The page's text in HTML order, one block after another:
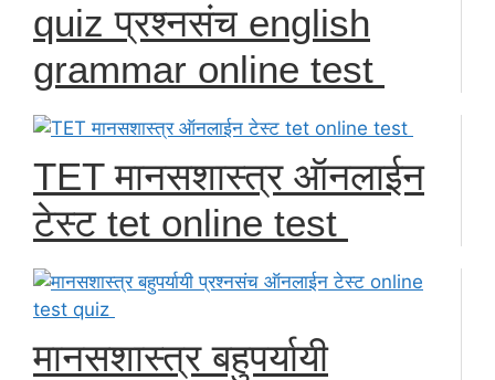
quiz प्रश्नसंच english
grammar online test
TET मानसशास्त्र ऑनलाईन
टेस्ट tet online test
मानसशास्त्र बहुपर्यायी